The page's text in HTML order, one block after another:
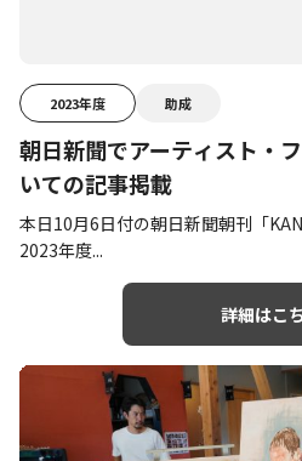
2023年度 助成
朝日新聞でアーティスト・
いての記事掲載
本日10月6日付の朝日新聞朝刊「
2023年度...
詳細はこ